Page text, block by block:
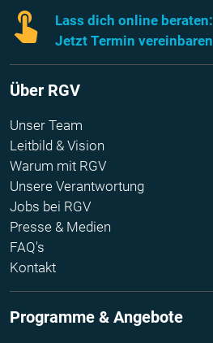
Lass dich online beraten:
Jetzt Termin vereinbaren
Über RGV
Unser Team
Leitbild & Vision
Warum mit RGV
Unsere Verantwortung
Jobs bei RGV
Presse & Medien
FAQ's
Kontakt
Programme & Angebote